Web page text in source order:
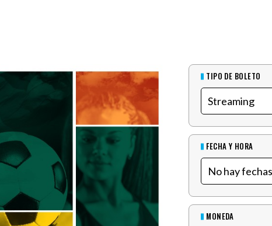
TIPO DE BOLETO
FECHA Y HORA
MONEDA